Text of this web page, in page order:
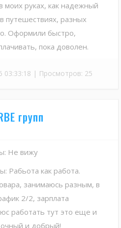
моих руках, как надежный
путешествиях, разных
Оформили быстро,
пока доволен.
03:33:18 | Просмотров: 25
групп
Не вижу
Рабьота как работа.
занимаюсь разным, в
2/2, зарплата
работать тут это еще и
и добрый!